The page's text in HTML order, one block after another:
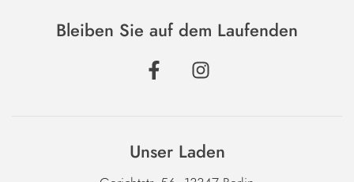
Bleiben Sie auf dem Laufenden
Unser Laden